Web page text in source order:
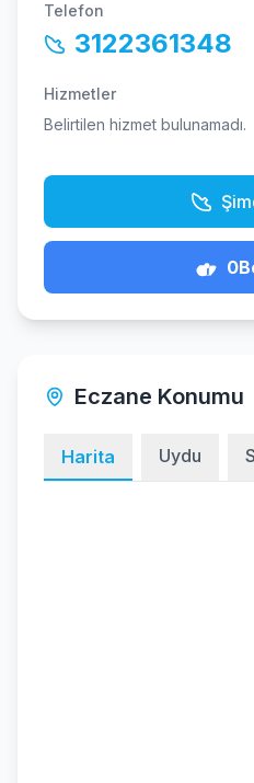
Telefon
3122361348
Hizmetler
Belirtilen hizmet bulunamadı.
0
Eczane Konumu
Harita Uydu